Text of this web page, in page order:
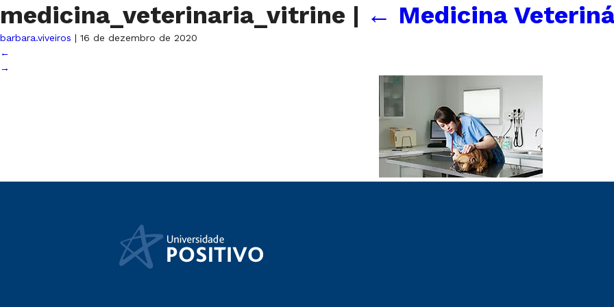
medicina_veterinaria_vitrine | ← Medicina
barbara.viveiros | 16 de dezembro de 2020
←
→